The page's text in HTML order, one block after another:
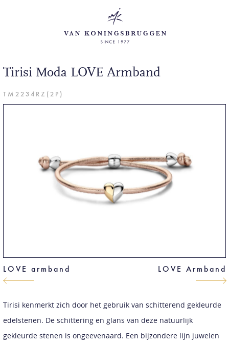
Tirisi Moda LOVE Armband
TM2234RZ(2P)
LOVE armband LOVE Armband
Tirisi kenmerkt zich door het gebruik van schitterend gekleurde
edelstenen. De schittering en glans van deze natuurlijk
gekleurde stenen is ongeevenaard. Een bijzondere lijn juwelen